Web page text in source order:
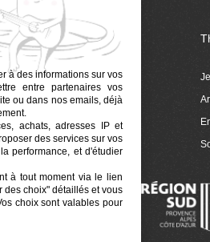
La radio
Ré-écouter
Actualités
Programmation
Grenouille Euphonia
à des informations sur vos
entre partenaires vos
ou dans nos emails, déjà
achats, adresses IP et
des services sur vos
performance, et d'étudier
à tout moment via le lien
des choix" détaillés et vous
choix sont valables pour